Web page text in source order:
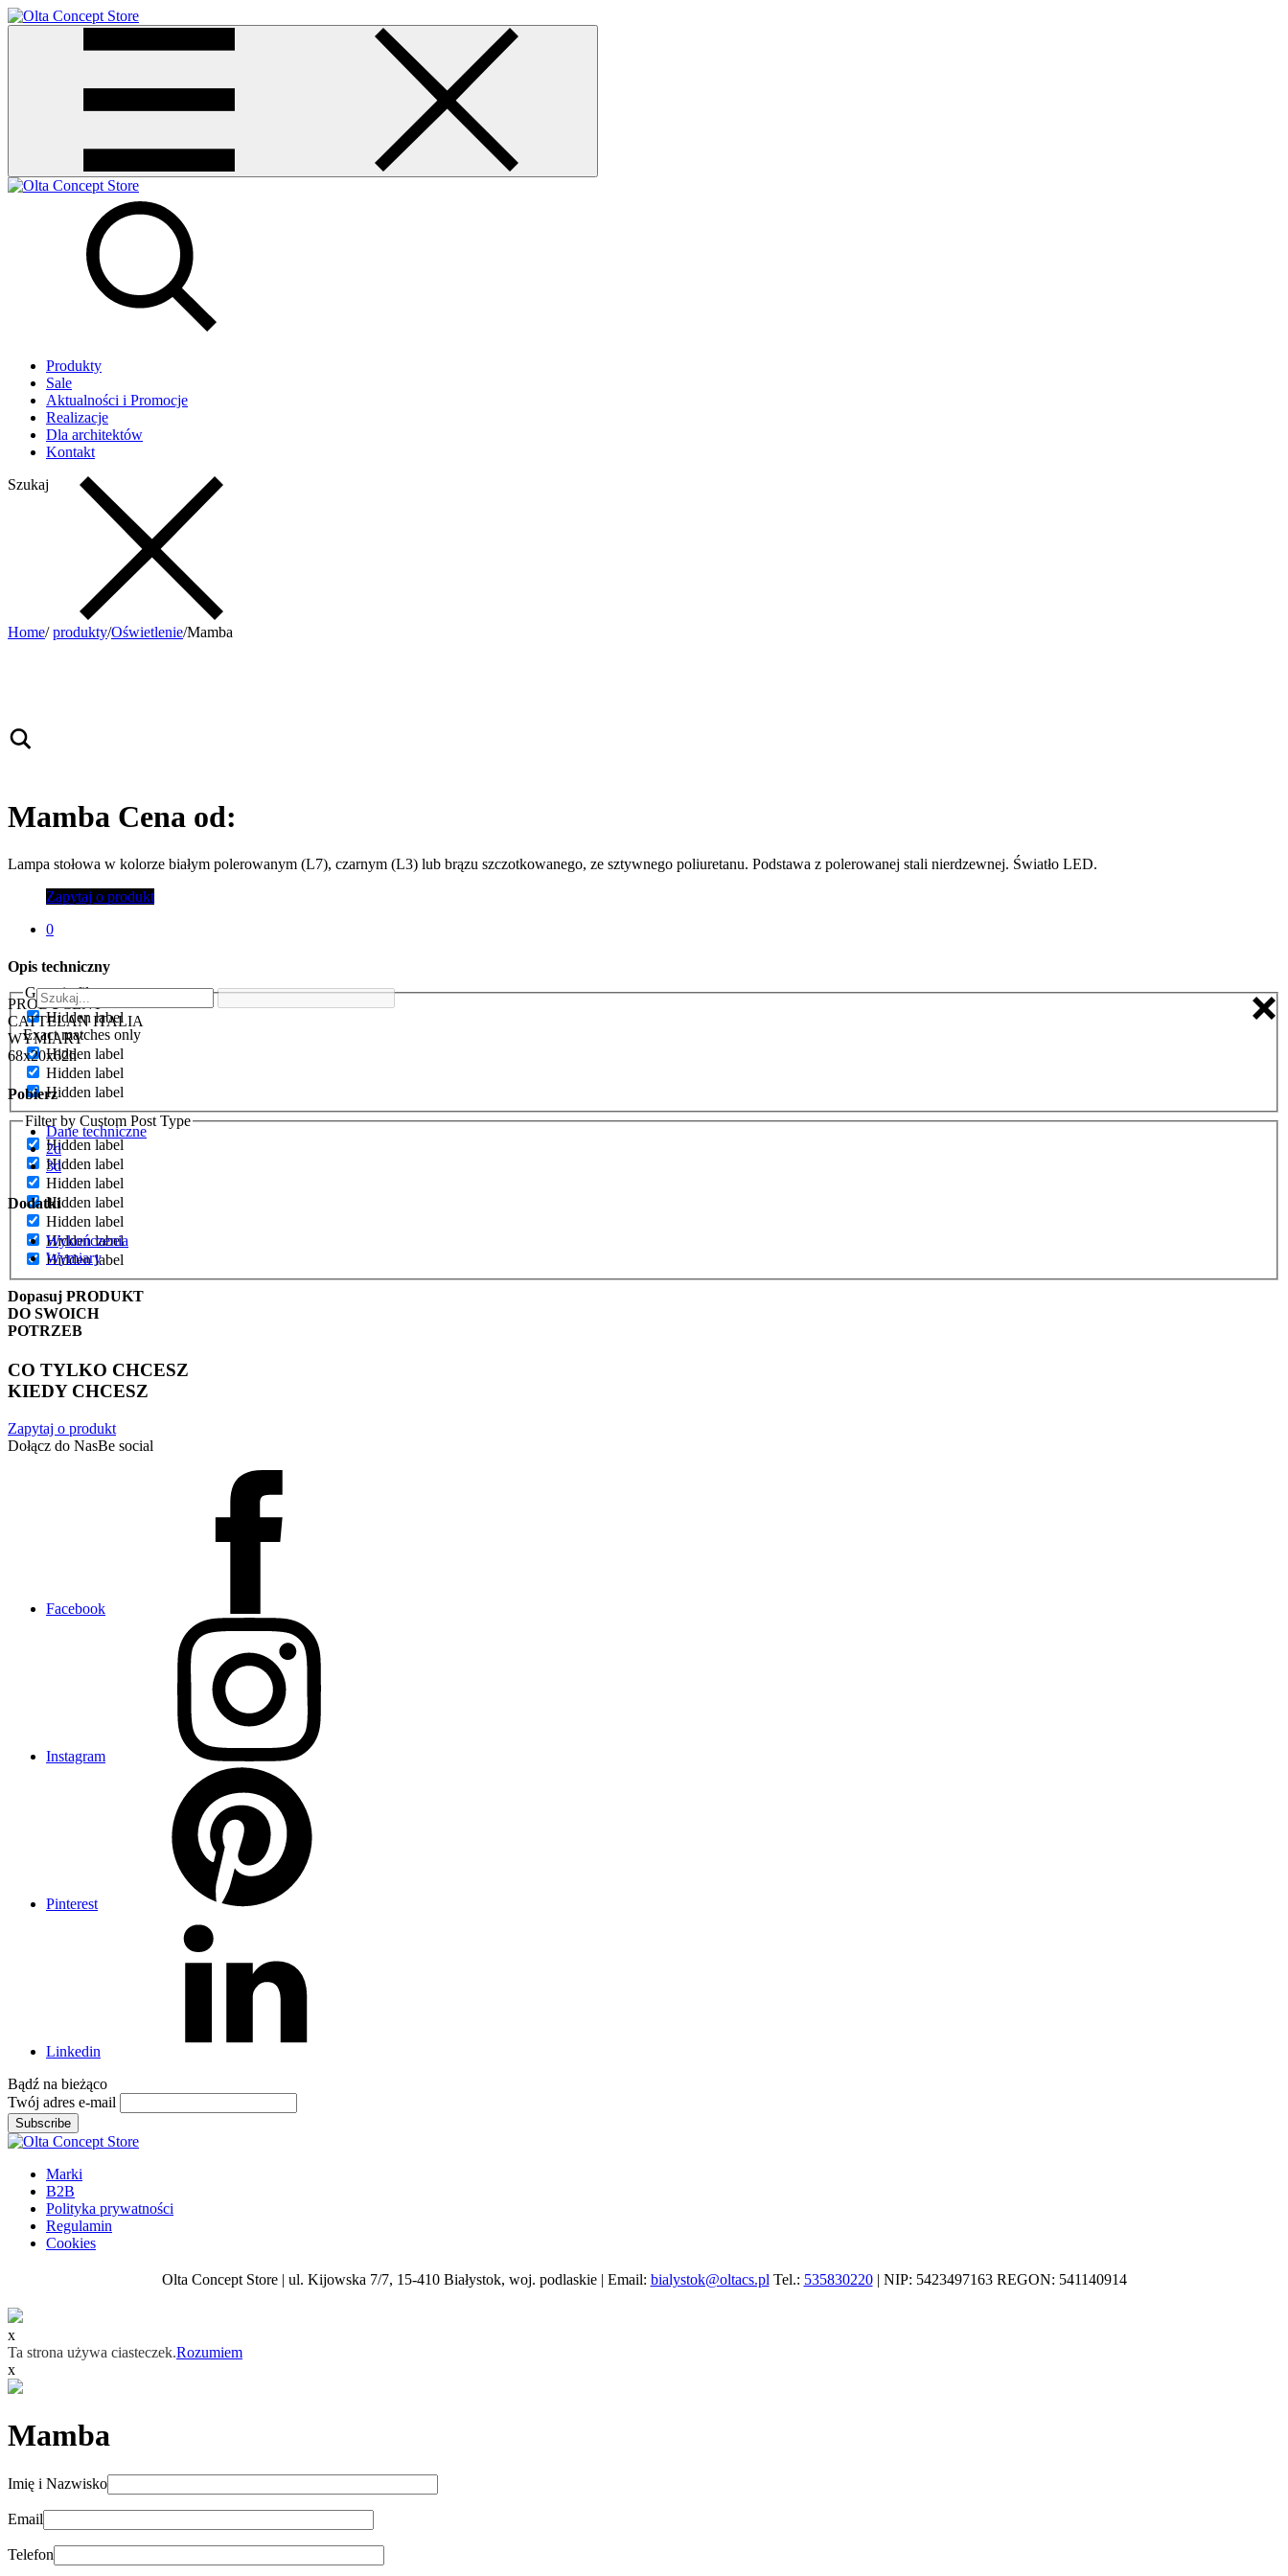
Produkty
Sale
Aktualności i Promocje
Realizacje
Dla architektów
Kontakt
Szukaj
Generic filters
Hidden label
Exact matches only
Hidden label
Hidden label
Hidden label
Filter by Custom Post Type
Hidden label
Hidden label
Hidden label
Hidden label
Hidden label
Hidden label
Hidden label
Home/ produkty/Oświetlenie/Mamba
Mamba Cena od:
Lampa stołowa w kolorze białym polerowanym (L7), czarnym (L3) lub brązu szczotkowanego, ze sztywnego poliuretanu. Podstawa z polerowanej stali nierdzewnej. Światło LED.
Zapytaj o produkt
0
Opis techniczny
PRODUCENT
CATTELAN ITALIA
WYMIARY
68x20x62h
Pobierz
Dane techniczne
2d
3d
Dodatki
Wykończenia
Wymiary
Dopasuj PRODUKT
DO SWOICH
POTRZEB
CO TYLKO CHCESZ
KIEDY CHCESZ
Zapytaj o produkt
Dołącz do NasBe social
Facebook
Instagram
Pinterest
Linkedin
Bądź na bieżąco
Twój adres e-mail
Subscribe
Marki
B2B
Polityka prywatności
Regulamin
Cookies
Olta Concept Store | ul. Kijowska 7/7, 15-410 Białystok, woj. podlaskie | Email: bialystok@oltacs.pl Tel.: 535830220| NIP: 5423497163 REGON: 541140914
x
Ta strona używa ciasteczek.Rozumiem
x
Mamba
Imię i Nazwisko
Email
Telefon